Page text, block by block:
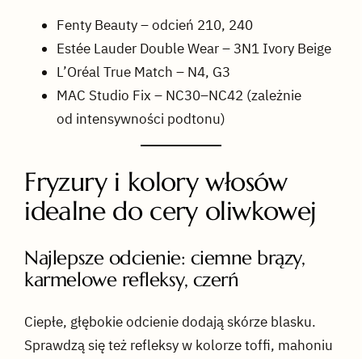
Fenty Beauty – odcień 210, 240
Estée Lauder Double Wear – 3N1 Ivory Beige
L’Oréal True Match – N4, G3
MAC Studio Fix – NC30–NC42 (zależnie
od intensywności podtonu)
Fryzury i kolory włosów
idealne do cery oliwkowej
Najlepsze odcienie: ciemne brązy,
karmelowe refleksy, czerń
Ciepłe, głębokie odcienie dodają skórze blasku.
Sprawdzą się też refleksy w kolorze toffi, mahoniu